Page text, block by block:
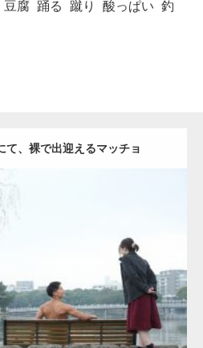
豆腐 踊る 蹴り 酸っぱい 釣
て、裸で出迎えるマッチョ
AKIHITO(細マッチョ) 背中